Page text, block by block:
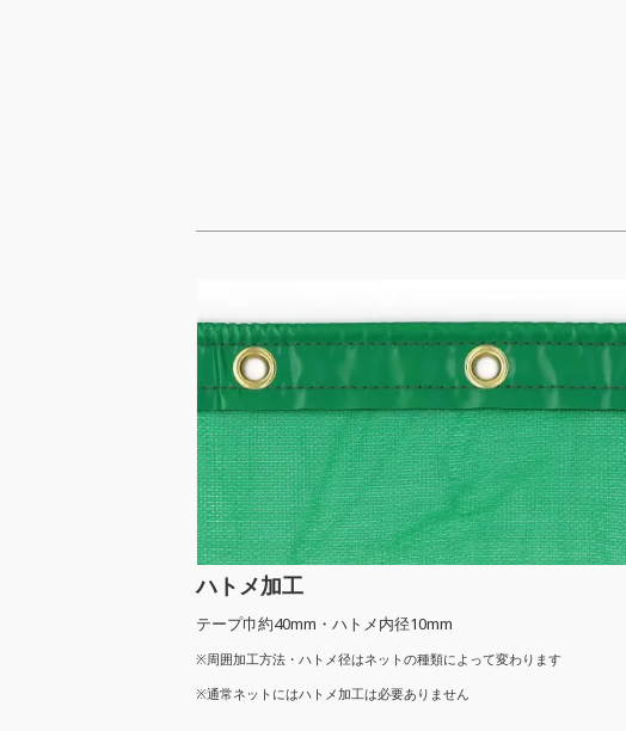
ハトメ加工
テープ巾約40mm・ハトメ内径10mm
※周囲加工方法・ハトメ径はネットの種類によって変わります
※通常ネットにはハトメ加工は必要ありません